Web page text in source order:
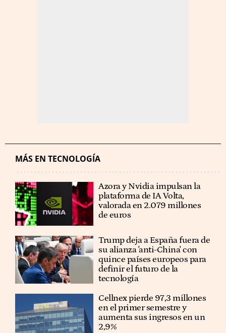
MÁS EN TECNOLOGÍA
Azora y Nvidia impulsan la
plataforma de IA Volta,
valorada en 2.079 millones
de euros
Trump deja a España fuera de
su alianza 'anti-China' con
quince países europeos para
definir el futuro de la
tecnología
Cellnex pierde 97,3 millones
en el primer semestre y
aumenta sus ingresos en un
2,9%